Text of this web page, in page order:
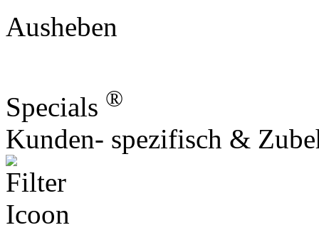
Ausheben
Specials ®
Kunden- spezifisch &